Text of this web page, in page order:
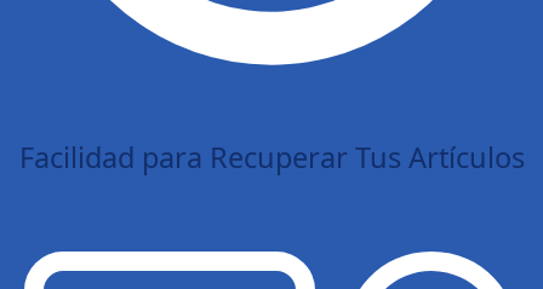
Facilidad para Recuperar Tus Artículos